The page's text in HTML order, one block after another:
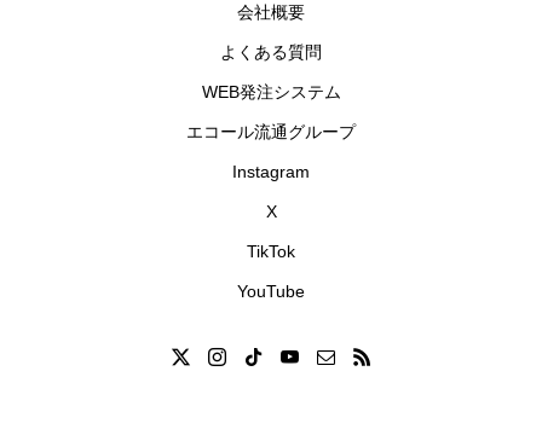
会社概要
よくある質問
WEB発注システム
エコール流通グループ
Instagram
X
TikTok
YouTube